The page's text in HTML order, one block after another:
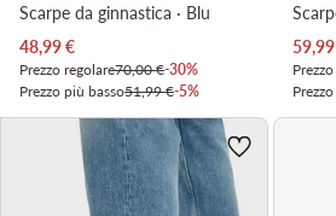
Scarpe da ginnastica · Blu
Prezzo attuale
48,99€
Prezzo regolare70,00 €-30%
Prezzo più basso51,99 €-5%
59,99